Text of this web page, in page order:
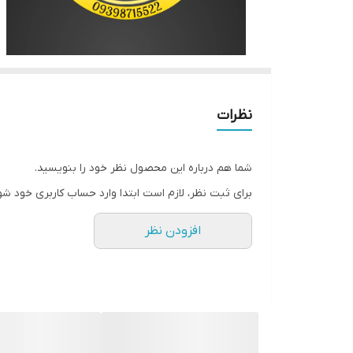
نظرات
شما هم درباره این محصول نظر خود را بنویسید.
برای ثبت نظر، لازم است ابتدا وارد حساب کاربری خود
افزودن نظر